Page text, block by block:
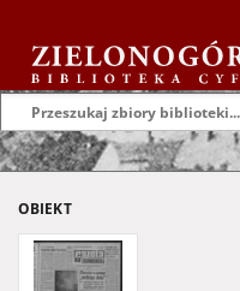
OBIEKT